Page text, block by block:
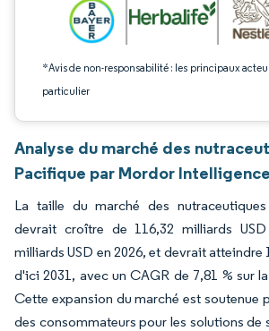
*Avis de non-responsabilité : les principaux
particulier
Analyse du marché des
Pacifique par Mordor Intelligence
La taille du marché des
devrait croître de 116,32 milliards
milliards USD en 2026, et devrait atteindre
d'ici 2031, avec un CAGR de 7,81 % sur
Cette expansion du marché est soutenue
des consommateurs pour les solutions de